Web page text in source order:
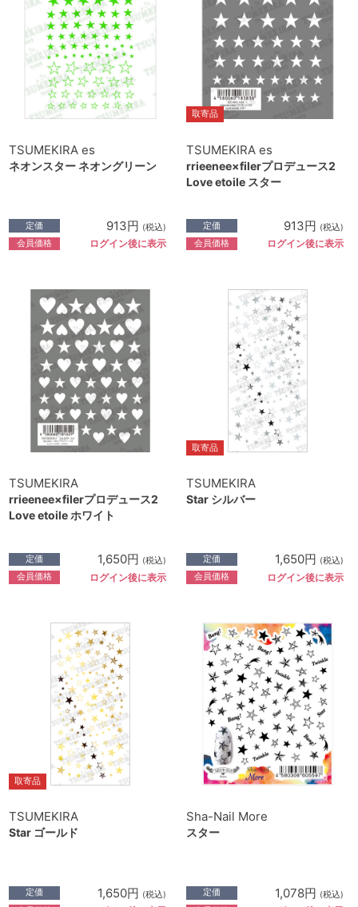
TSUMEKIRA es
ネオンスター ネオングリーン
定価 913円 (税込)
会員価格 ログイン後に表示
取寄品
TSUMEKIRA es
rrieenee×filerプロデュース2
Love etoile スター
定価 913円 (税込)
会員価格 ログイン後に表示
TSUMEKIRA
rrieenee×filerプロデュース2
Love etoile ホワイト
定価 1,650円 (税込)
会員価格 ログイン後に表示
取寄品
TSUMEKIRA
Star シルバー
定価 1,650円 (税込)
会員価格 ログイン後に表示
取寄品
TSUMEKIRA
Star ゴールド
定価 1,650円 (税込)
Sha-Nail More
スター
定価 1,078円 (税込)